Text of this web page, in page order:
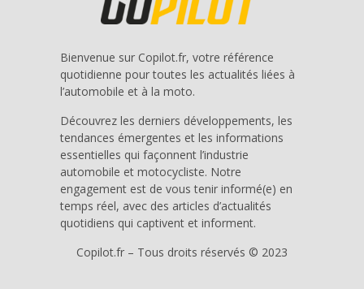
Bienvenue sur Copilot.fr, votre référence
quotidienne pour toutes les actualités liées à
l’automobile et à la moto.
Découvrez les derniers développements, les
tendances émergentes et les informations
essentielles qui façonnent l’industrie
automobile et motocycliste. Notre
engagement est de vous tenir informé(e) en
temps réel, avec des articles d’actualités
quotidiens qui captivent et informent.
Copilot.fr – Tous droits réservés © 2023